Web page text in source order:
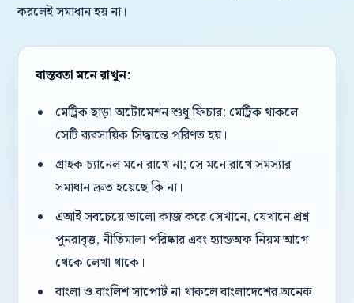
করলেই সমাধান হয় না।
বাস্তবতা মনে রাখুন:
মেট্রিক ছাড়া অটোমেশন শুধু ফিচার; মেট্রিক থাকলে
সেটি ব্যবসায়িক সিদ্ধান্তে পরিণত হয়।
গ্রাহক চ্যানেল মনে রাখে না; সে মনে রাখে সমস্যার
সমাধান দ্রুত হয়েছে কি না।
এআই সবচেয়ে ভালো কাজ করে সেখানে, যেখানে প্রশ্ন
পুনরাবৃত্ত, নীতিমালা পরিষ্কার এবং হ্যান্ডঅফ নিয়ম আগে
থেকে লেখা থাকে।
বাংলা ও বাংলিশ সাপোর্ট না থাকলে বাংলাদেশের অনেক